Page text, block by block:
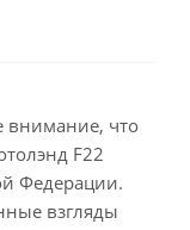
внимание, что
F22
Федерации.
взгляды